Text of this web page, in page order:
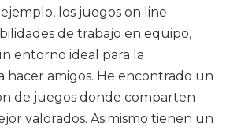
los juegos on line
de trabajo en equipo,
entorno ideal para la
hacer amigos. He encontrado un
de juegos donde comparten
valorados. Asimismo tienen un